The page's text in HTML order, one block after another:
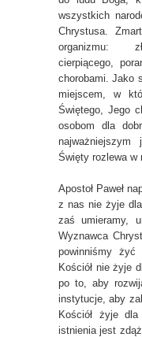
wszystkich
Chrystusa.
organizmu:
cierpiącego,
chorobami. Jako
miejscem, w
Świętego, Jego
osobom dla
Święty rozlewa w
Apostoł Paweł
z nas nie żyje
zaś umieramy,
Wyznawca
powinniśmy
Kościół nie żyje
po to, aby
instytucje, aby
Kościół żyje
istnienia jest